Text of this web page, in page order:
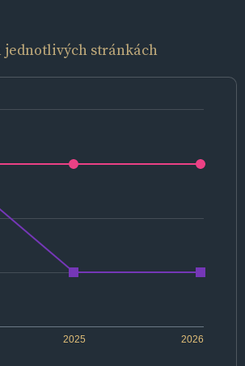
jednotlivých stránkách
2025 2026